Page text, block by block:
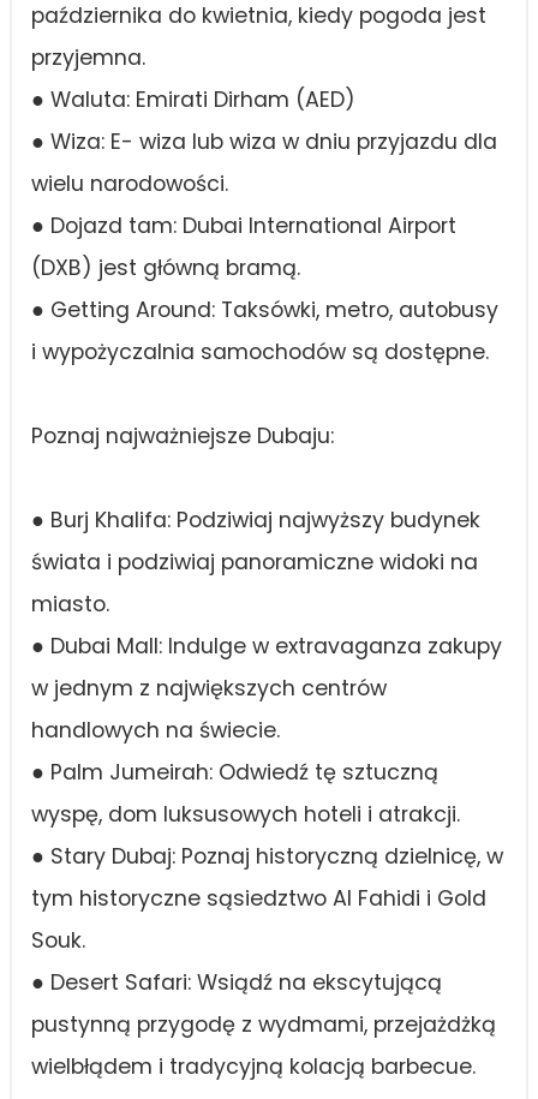
października do kwietnia, kiedy pogoda jest
przyjemna.
● Waluta: Emirati Dirham (AED)
● Wiza: E- wiza lub wiza w dniu przyjazdu dla
wielu narodowości.
● Dojazd tam: Dubai International Airport
(DXB) jest główną bramą.
● Getting Around: Taksówki, metro, autobusy
i wypożyczalnia samochodów są dostępne.
Poznaj najważniejsze Dubaju:
● Burj Khalifa: Podziwiaj najwyższy budynek
świata i podziwiaj panoramiczne widoki na
miasto.
● Dubai Mall: Indulge w extravaganza zakupy
w jednym z największych centrów
handlowych na świecie.
● Palm Jumeirah: Odwiedź tę sztuczną
wyspę, dom luksusowych hoteli i atrakcji.
● Stary Dubaj: Poznaj historyczną dzielnicę, w
tym historyczne sąsiedztwo Al Fahidi i Gold
Souk.
● Desert Safari: Wsiądź na ekscytującą
pustynną przygodę z wydmami, przejażdżką
wielbłądem i tradycyjną kolacją barbecue.